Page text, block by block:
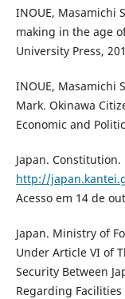
INOUE, Masamichi
making in the age
University Press,
INOUE, Masamichi
Mark. Okinawa
Economic and
Japan.
http://
Acesso em 14 de
Japan. Ministry of
Under Article VI of
Security Between
Regarding